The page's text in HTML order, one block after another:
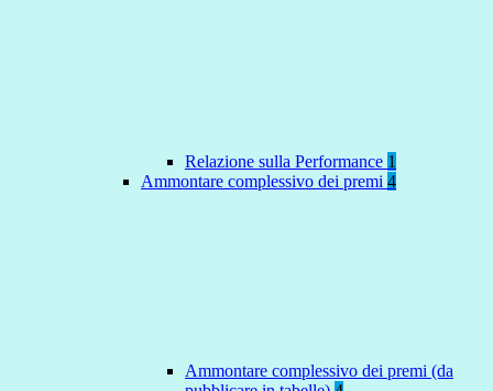
Relazione sulla Performance 1
Ammontare complessivo dei premi 4
Ammontare complessivo dei premi (da